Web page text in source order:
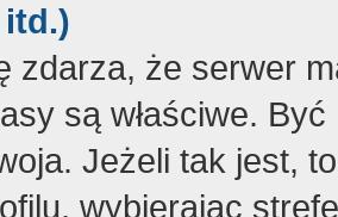
zdarza, że serwer
są właściwe.
Jeżeli tak jest,
wybierając